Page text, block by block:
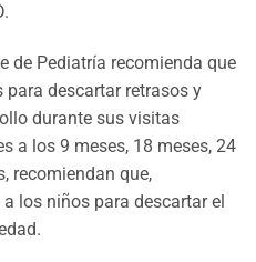
de Pediatría recomienda que
descartar retrasos y
durante sus visitas
a los 9 meses, 18 meses, 24
recomiendan que,
los niños para descartar el